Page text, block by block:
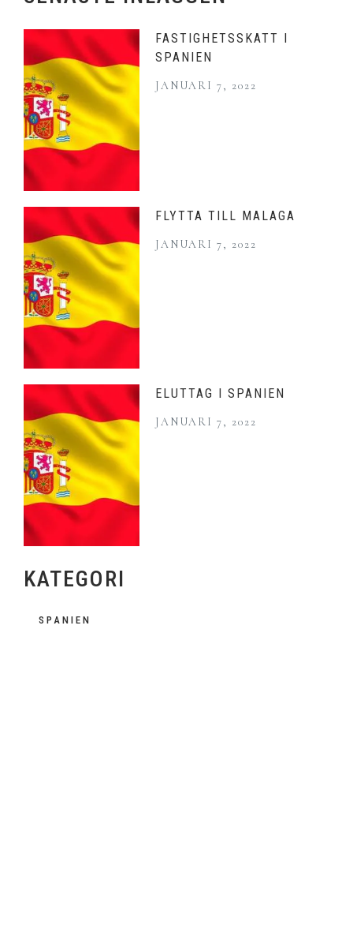
FASTIGHETSSKATT I
SPANIEN
JANUARI 7, 2022
FLYTTA TILL MALAGA
JANUARI 7, 2022
ELUTTAG I SPANIEN
JANUARI 7, 2022
KATEGORI
SPANIEN